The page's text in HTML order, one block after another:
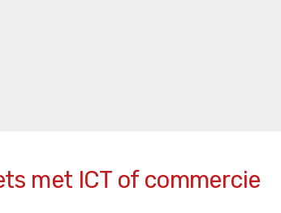
met ICT of commercie